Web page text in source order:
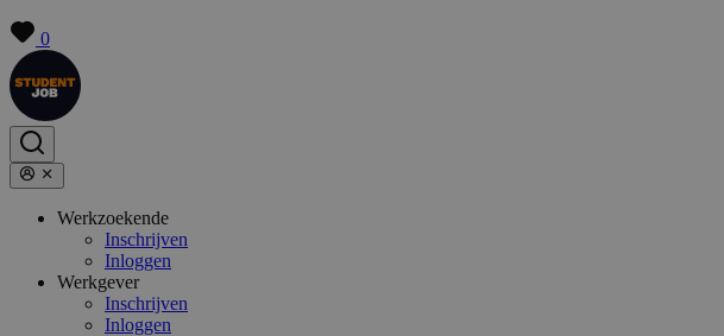
0
Werkzoekende
Inschrijven
Inloggen
Werkgever
Inschrijven
Inloggen